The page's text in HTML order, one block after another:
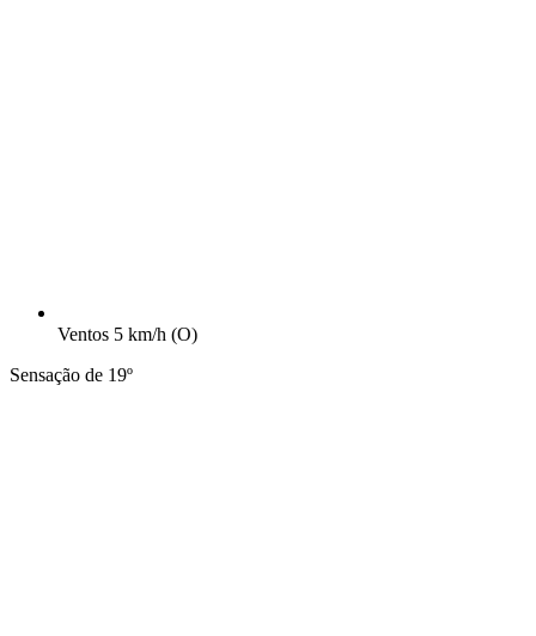
Ventos 5 km/h (O)
Sensação de 19º